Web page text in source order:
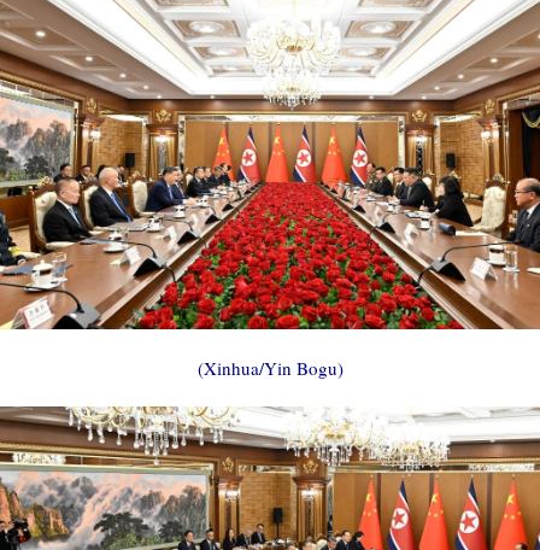
(Xinhua/Yin Bogu)